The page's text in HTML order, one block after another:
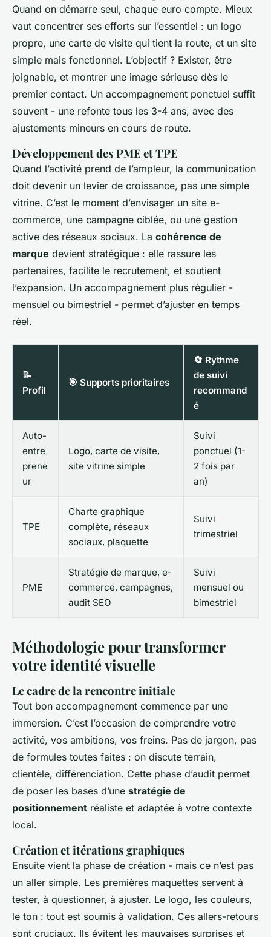
Quand on démarre seul, chaque euro compte. Mieux
vaut concentrer ses efforts sur l’essentiel : un logo
propre, une carte de visite qui tient la route, et un site
simple mais fonctionnel. L’objectif ? Exister, être
joignable, et montrer une image sérieuse dès le
premier contact. Un accompagnement ponctuel suffit
souvent - une refonte tous les 3-4 ans, avec des
ajustements mineurs en cours de route.
Développement des PME et TPE
Quand l’activité prend de l’ampleur, la communication
doit devenir un levier de croissance, pas une simple
vitrine. C’est le moment d’envisager un site e-
commerce, une campagne ciblée, ou une gestion
active des réseaux sociaux. La cohérence de
marque devient stratégique : elle rassure les
partenaires, facilite le recrutement, et soutient
l’expansion. Un accompagnement plus régulier -
mensuel ou bimestriel - permet d’ajuster en temps
réel.
📝
Profil
🎯 Supports prioritaires
🔄 Rythme
de suivi
recommand
é
Auto-
entre
prene
ur
Logo, carte de visite,
site vitrine simple
Suivi
ponctuel (1-
2 fois par
an)
TPE
Charte graphique
complète, réseaux
sociaux, plaquette
Suivi
trimestriel
PME
Stratégie de marque, e-
commerce, campagnes,
audit SEO
Suivi
mensuel ou
bimestriel
Méthodologie pour transformer
votre identité visuelle
Le cadre de la rencontre initiale
Tout bon accompagnement commence par une
immersion. C’est l’occasion de comprendre votre
activité, vos ambitions, vos freins. Pas de jargon, pas
de formules toutes faites : on discute terrain,
clientèle, différenciation. Cette phase d’audit permet
de poser les bases d’une stratégie de
positionnement réaliste et adaptée à votre contexte
local.
Création et itérations graphiques
Ensuite vient la phase de création - mais ce n’est pas
un aller simple. Les premières maquettes servent à
tester, à questionner, à ajuster. Le logo, les couleurs,
le ton : tout est soumis à validation. Ces allers-retours
sont cruciaux. Ils évitent les mauvaises surprises et